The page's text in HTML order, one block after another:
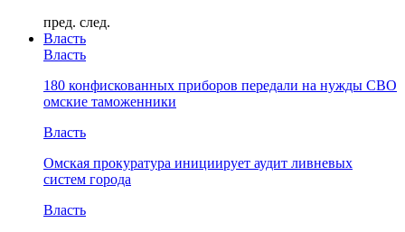
пред. след.
Власть
Власть
180 конфискованных приборов передали на нужды СВО
омские таможенники
Власть
Омская прокуратура инициирует аудит ливневых
систем города
Власть